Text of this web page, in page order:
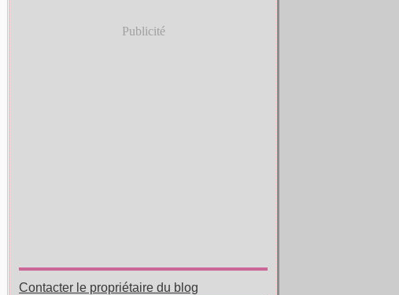
Publicité
Contacter le propriétaire du blog